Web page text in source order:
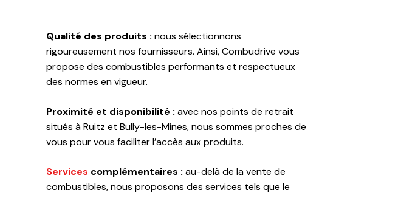
Qualité des produits : nous sélectionnons
rigoureusement nos fournisseurs. Ainsi, Combudrive vous
propose des combustibles performants et respectueux
des normes en vigueur.​
Proximité et disponibilité : avec nos points de retrait
situés à Ruitz et Bully-les-Mines, nous sommes proches de
vous pour vous faciliter l’accès aux produits.​
Services complémentaires : au-delà de la vente de
combustibles, nous proposons des services tels que le